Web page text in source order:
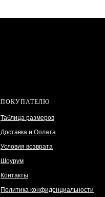
ПОКУПАТЕЛЮ
Таблица размеров
Доставка и Оплата
Условия возврата
Шоурум
Контакты
Политика конфиденциальности